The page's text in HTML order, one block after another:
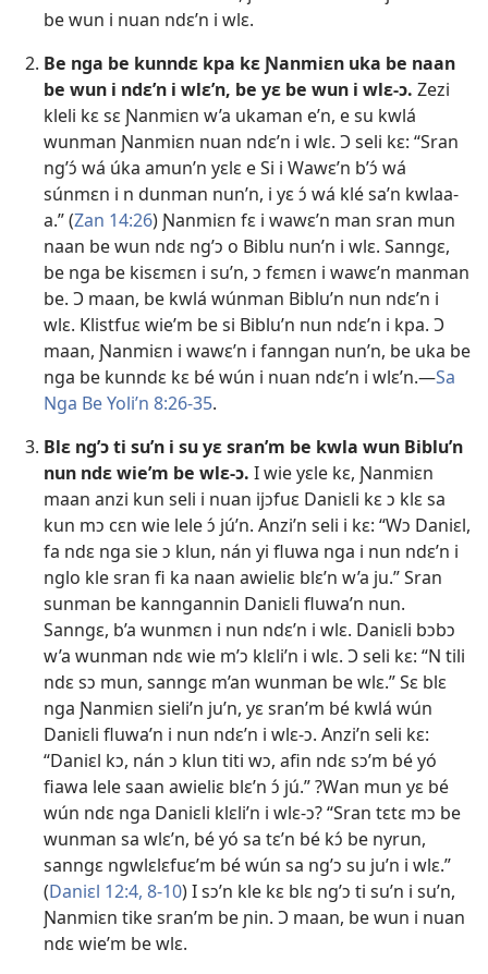
be wun i nuan ndɛ’n i wlɛ.
Be nga be kunndɛ kpa kɛ Ɲanmiɛn uka be naan
be wun i ndɛ’n i wlɛ’n, be yɛ be wun i wlɛ-ɔ. Zezi
kleli kɛ sɛ Ɲanmiɛn w’a ukaman e’n, e su kwlá
wunman Ɲanmiɛn nuan ndɛ’n i wlɛ. Ɔ seli kɛ: “Sran
ng’ɔ́ wá úka amun’n yɛlɛ e Si i Wawɛ’n b’ɔ́ wá
súnmɛn i n dunman nun’n, i yɛ ɔ́ wá klé sa’n kwlaa-
a.” (Zan 14:26) Ɲanmiɛn fɛ i wawɛ’n man sran mun
naan be wun ndɛ ng’ɔ o Biblu nun’n i wlɛ. Sanngɛ,
be nga be kisɛmɛn i su’n, ɔ fɛmɛn i wawɛ’n manman
be. Ɔ maan, be kwlá wúnman Biblu’n nun ndɛ’n i
wlɛ. Klistfuɛ wie’m be si Biblu’n nun ndɛ’n i kpa. Ɔ
maan, Ɲanmiɛn i wawɛ’n i fanngan nun’n, be uka be
nga be kunndɛ kɛ bé wún i nuan ndɛ’n i wlɛ’n.—Sa
Nga Be Yoli’n 8:26-35.
Blɛ ng’ɔ ti su’n i su yɛ sran’m be kwla wun Biblu’n
nun ndɛ wie’m be wlɛ-ɔ. I wie yɛle kɛ, Ɲanmiɛn
maan anzi kun seli i nuan ijɔfuɛ Daniɛli kɛ ɔ klɛ sa
kun mɔ cɛn wie lele ɔ́ jú’n. Anzi’n seli i kɛ: “Wɔ Daniɛl,
fa ndɛ nga sie ɔ klun, nán yi fluwa nga i nun ndɛ’n i
nglo kle sran fi ka naan awieliɛ blɛ’n w’a ju.” Sran
sunman be kanngannin Daniɛli fluwa’n nun.
Sanngɛ, b’a wunmɛn i nun ndɛ’n i wlɛ. Daniɛli bɔbɔ
w’a wunman ndɛ wie m’ɔ klɛli’n i wlɛ. Ɔ seli kɛ: “N tili
ndɛ sɔ mun, sanngɛ m’an wunman be wlɛ.” Sɛ blɛ
nga Ɲanmiɛn sieli’n ju’n, yɛ sran’m bé kwlá wún
Daniɛli fluwa’n i nun ndɛ’n i wlɛ-ɔ. Anzi’n seli kɛ:
“Daniɛl kɔ, nán ɔ klun titi wɔ, afin ndɛ sɔ’m bé yó
fiawa lele saan awieliɛ blɛ’n ɔ́ jú.” ?Wan mun yɛ bé
wún ndɛ nga Daniɛli klɛli’n i wlɛ-ɔ? “Sran tɛtɛ mɔ be
wunman sa wlɛ’n, bé yó sa tɛ’n bé kɔ́ be nyrun,
sanngɛ ngwlɛlɛfuɛ’m bé wún sa ng’ɔ su ju’n i wlɛ.”
(Daniɛl 12:4, 8-10) I sɔ’n kle kɛ blɛ ng’ɔ ti su’n i su’n,
Ɲanmiɛn tike sran’m be ɲin. Ɔ maan, be wun i nuan
ndɛ wie’m be wlɛ.